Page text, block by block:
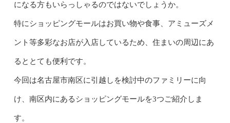
になる方もいらっしゃるのではないでしょうか。
特にショッピングモールはお買い物や食事、アミューズメ
ント等多彩なお店が入店しているため、住まいの周辺にあ
るととても便利です。
今回は名古屋市南区に引越しを検討中のファミリーに向
け、南区内にあるショッピングモールを3つご紹介しま
す。